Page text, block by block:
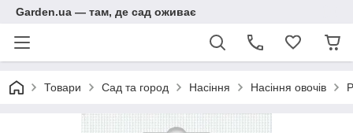
Garden.ua — там, де сад оживає
Товари Сад та город Насіння Насіння овочів